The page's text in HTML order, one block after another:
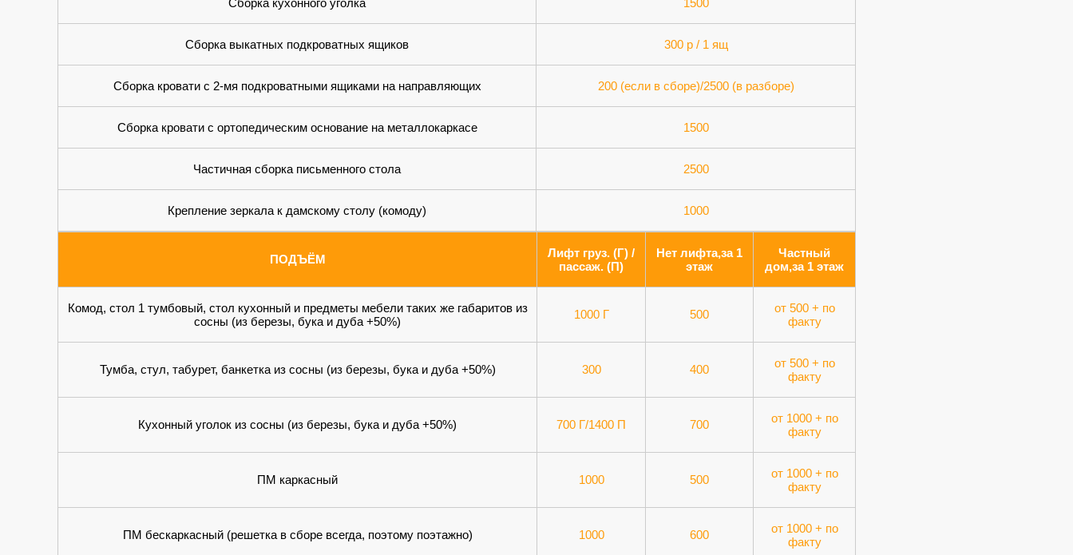
Сборка кухонного уголка 1500
Сборка выкатных подкроватных ящиков 300 р / 1 ящ
Сборка кровати с 2-мя подкроватными ящиками на направляющих 200 (если в сборе)/2500 (в разборе)
Сборка кровати с ортопедическим основание на металлокаркасе 1500
Частичная сборка письменного стола 2500
Крепление зеркала к дамскому столу (комоду) 1000
ПОДЪЁМ
Лифт груз. (Г) /
пассаж. (П)
Нет лифта,за 1
этаж
Частный
дом,за 1 этаж
Комод, стол 1 тумбовый, стол кухонный и предметы мебели таких же габаритов из
сосны (из березы, бука и дуба +50%)
1000 Г 500
от 500 + по
факту
Тумба, стул, табурет, банкетка из сосны (из березы, бука и дуба +50%) 300 400
от 500 + по
факту
Кухонный уголок из сосны (из березы, бука и дуба +50%) 700 Г/1400 П 700
от 1000 + по
факту
ПМ каркасный 1000 500
от 1000 + по
факту
ПМ бескаркасный (решетка в сборе всегда, поэтому поэтажно) 1000 600
от 1000 + по
факту